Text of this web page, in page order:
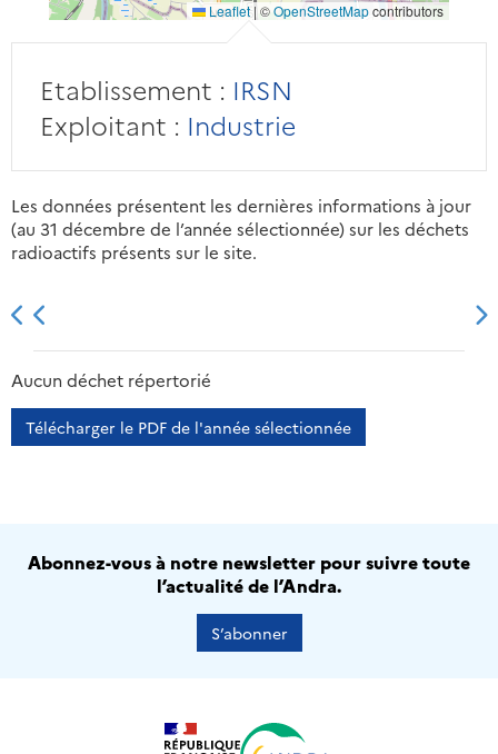
Leaflet | ©OpenStreetMapcontributors
Etablissement : IRSN
Exploitant : Industrie
Les données présentent les dernières informations à jour
(au 31 décembre de l’année sélectionnée) sur les déchets
radioactifs présents sur le site.
2013 2014
Aucun déchet répertorié
Télécharger le PDF de l'année sélectionnée
Abonnez-vous à notre newsletter pour suivre toute
l’actualité de l’Andra.
S’abonner